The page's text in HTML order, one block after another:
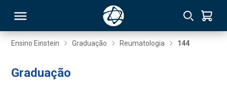
Ensino Einstein Graduação Reumatologia 144
Graduação